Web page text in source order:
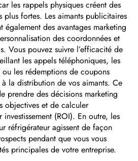
les rappels physiques créent des
plus fortes. Les aimants publicitaires
des avantages marketing
des coordonnées et
Vous pouvez suivre l’efficacité de
les appels téléphoniques, les
les rédemptions de coupons
la distribution de vos aimants. Ce
prendre des décisions marketing
objectives et de calculer
(ROI). En outre, les
réfrigérateur agissent de façon
pendant que vous vous
principales de votre entreprise.